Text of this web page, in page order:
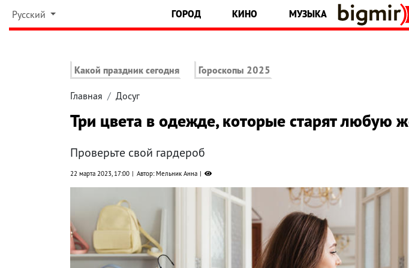
Русский ГОРОД КИНО МУЗЫКА
Какой праздник сегодня Гороскопы 2025
Главная Досуг
Три цвета в одежде, которые старят любую
Проверьте свой гардероб
22 марта 2023, 17:00 Автор: Мельник Анна